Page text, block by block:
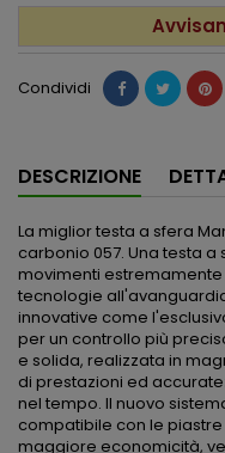
Condividi
DESCRIZIONE
La miglior testa a sfera
carbonio 057. Una testa
movimenti
tecnologie
innovative come
per un controllo più
e solida, realizzata in
di prestazioni ed
nel tempo. Il nuovo
compatibile con le
maggiore economicità,